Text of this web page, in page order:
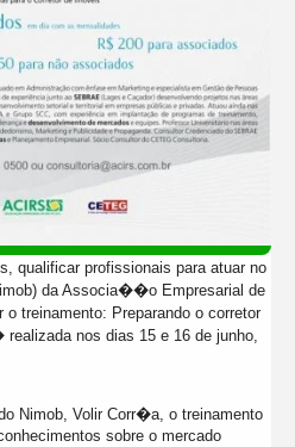
qualificar profissionais para atuar no
da Associa��o Empresarial de
treinamento: Preparando o corretor
nos dias 15 e 16 de junho,
Nimob, Volir Corr�a, o treinamento
sobre o mercado